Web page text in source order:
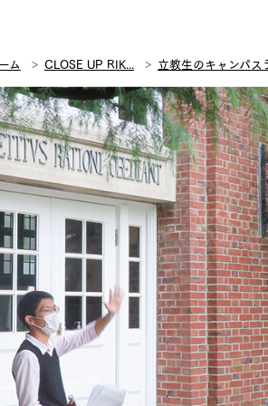
ム CLOSE UP RIK... 立教生のキャンパス